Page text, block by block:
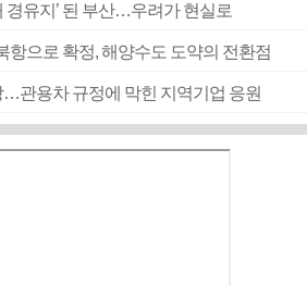
경유지’ 된 부산…우려가 현실로
항으로 확정, 해양수도 도약의 전환점
…관용차 규정에 막힌 지역기업 응원